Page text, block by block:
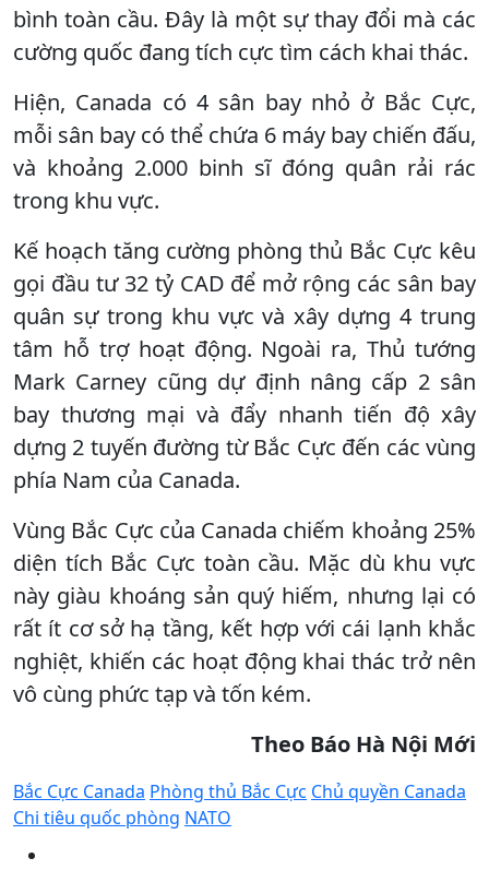
bình toàn cầu. Đây là một sự thay đổi mà các
cường quốc đang tích cực tìm cách khai thác.
Hiện, Canada có 4 sân bay nhỏ ở Bắc Cực,
mỗi sân bay có thể chứa 6 máy bay chiến đấu,
và khoảng 2.000 binh sĩ đóng quân rải rác
trong khu vực.
Kế hoạch tăng cường phòng thủ Bắc Cực kêu
gọi đầu tư 32 tỷ CAD để mở rộng các sân bay
quân sự trong khu vực và xây dựng 4 trung
tâm hỗ trợ hoạt động. Ngoài ra, Thủ tướng
Mark Carney cũng dự định nâng cấp 2 sân
bay thương mại và đẩy nhanh tiến độ xây
dựng 2 tuyến đường từ Bắc Cực đến các vùng
phía Nam của Canada.
Vùng Bắc Cực của Canada chiếm khoảng 25%
diện tích Bắc Cực toàn cầu. Mặc dù khu vực
này giàu khoáng sản quý hiếm, nhưng lại có
rất ít cơ sở hạ tầng, kết hợp với cái lạnh khắc
nghiệt, khiến các hoạt động khai thác trở nên
vô cùng phức tạp và tốn kém.
Theo Báo Hà Nội Mới
Bắc Cực Canada Phòng thủ Bắc Cực Chủ quyền Canada
Chi tiêu quốc phòng NATO